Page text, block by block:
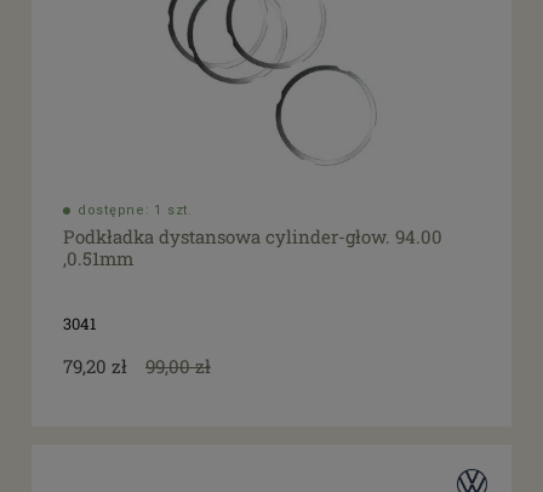
dostępne: 1 szt.
Podkładka dystansowa cylinder-głow. 94.00
,0.51mm
3041
79,20 zł 99,00 zł